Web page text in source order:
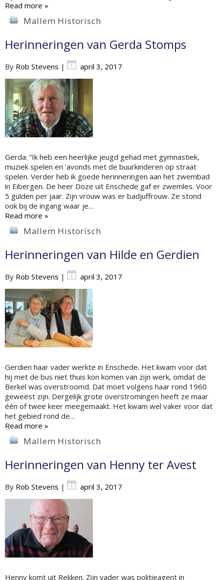
Read more »
Mallem Historisch
Herinneringen van Gerda Stomps
By Rob Stevens | april 3, 2017
Gerda: “Ik heb een heerlijke jeugd gehad met gymnastiek,
muziek spelen en ‘avonds met de buurkinderen op straat
spelen. Verder heb ik goede herinneringen aan het zwembad
in Eibergen. De heer Doze uit Enschede gaf er zwemles. Voor
5 gulden per jaar. Zijn vrouw was er badjuffrouw. Ze stond
ook bij de ingang waar je…
Read more »
Mallem Historisch
Herinneringen van Hilde en Gerdien
By Rob Stevens | april 3, 2017
Gerdien haar vader werkte in Enschede. Het kwam voor dat
hij met de bus niet thuis kon komen van zijn werk, omdat de
Berkel was overstroomd. Dat moet volgens haar rond 1960
geweest zijn. Dergelijk grote overstromingen heeft ze maar
één of twee keer meegemaakt. Het kwam wel vaker voor dat
het gebied rond de…
Read more »
Mallem Historisch
Herinneringen van Henny ter Avest
By Rob Stevens | april 3, 2017
Henny komt uit Rekken. Zijn vader was politieagent in